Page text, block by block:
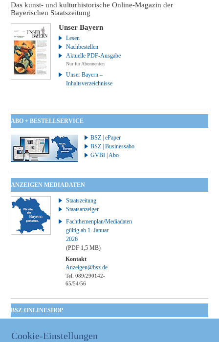
Das kunst- und kulturhistorische Online-Magazin der
Bayerischen Staatszeitung
Unser Bayern
Lesen
Nachbestellen
Aktuelle PDF-Ausgabe
Nur für Abonnenten
Unser Bayern –
Inhaltsverzeichnisse
ABO + BESTELLSERVICE
BSZ | ePaper
BSZ | Businessabo
GVBI | Abo
ANZEIGEN MEDIADATEN
Staatszeitung
Staatsanzeiger
Fachthemenplan/Mediadaten
gültig ab 1. Januar
2026
(PDF 1,5 MB)
Kontakt
Anzeigen@bsz.de
Tel. 089/290142-
65/54/56
BSZ-ONLINESHOP
Taschenbuch
Cookie-Einstellungen